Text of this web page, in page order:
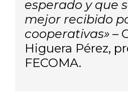
esperado y que
mejor recibido
cooperativas» –
Higuera Pérez,
FECOMA.